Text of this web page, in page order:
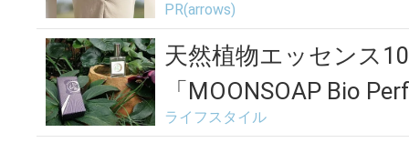
PR(arrows)
天然植物エッセンス
「MOONSOAP Bio
ライフスタイル